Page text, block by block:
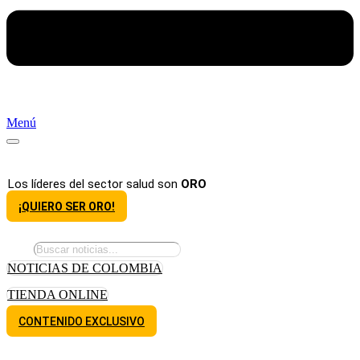
Menú
Los líderes del sector salud son ORO
¡QUIERO SER ORO!
NOTICIAS DE COLOMBIA
TIENDA ONLINE
CONTENIDO EXCLUSIVO